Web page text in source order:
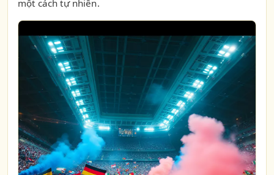
một cách tự nhiên.